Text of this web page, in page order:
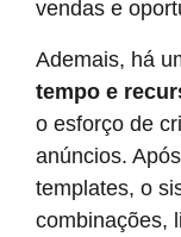
vendas e
Ademais, há
tempo e
o esforço de
anúncios.
templates, o
combinações,